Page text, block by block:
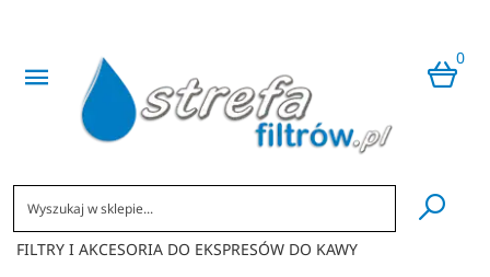
0
​
FILTRY I AKCESORIA DO EKSPRESÓW DO KAWY